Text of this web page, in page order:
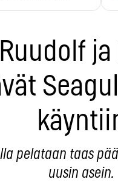
pelataan taas
uusin asein.